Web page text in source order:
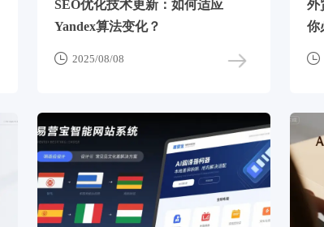
SEO优化技术更新：如何适应
Yandex算法变化？
 2025/08/08
外
你
